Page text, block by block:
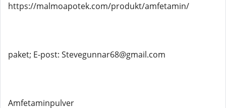
https://malmoapotek.com/produkt/amfetamin/
paket; E-post: Stevegunnar68@gmail.com
Amfetaminpulver